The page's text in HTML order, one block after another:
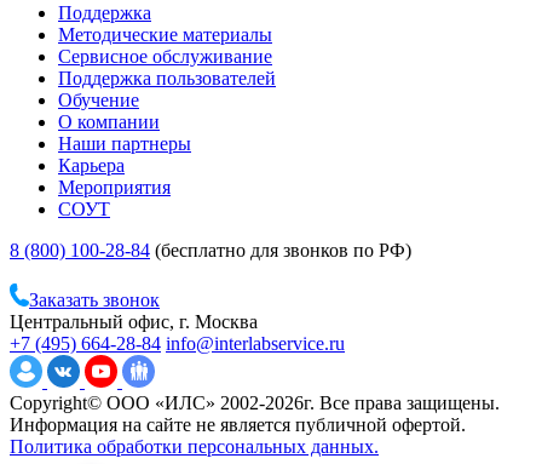
Поддержка
Методические материалы
Сервисное обслуживание
Поддержка пользователей
Обучение
О компании
Наши партнеры
Карьера
Мероприятия
СОУТ
8 (800) 100-28-84 (бесплатно для звонков по РФ)
Заказать звонок
Центральный офис, г. Москва
+7 (495) 664-28-84 info@interlabservice.ru
Copyright© ООО «ИЛС» 2002-2026г. Все права защищены.
Информация на сайте не является публичной офертой.
Политика обработки персональных данных.